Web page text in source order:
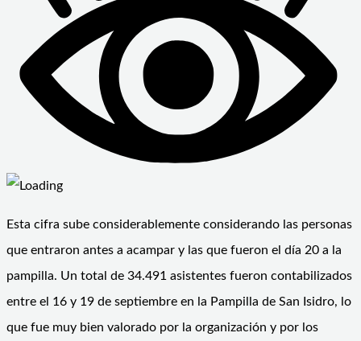
Esta cifra sube considerablemente considerando las personas
que entraron antes a acampar y las que fueron el día 20 a la
pampilla. Un total de 34.491 asistentes fueron contabilizados
entre el 16 y 19 de septiembre en la Pampilla de San Isidro, lo
que fue muy bien valorado por la organización y por los